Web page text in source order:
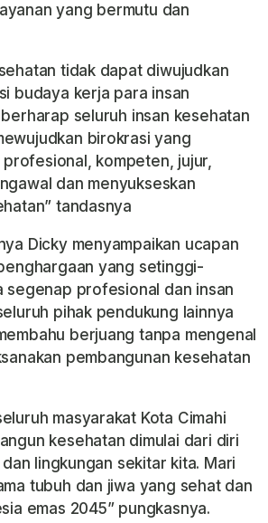
yang bermutu dan
tidak dapat diwujudkan
budaya kerja para insan
seluruh insan kesehatan
birokrasi yang
kompeten, jujur,
dan menyukseskan
tandasnya
Dicky menyampaikan ucapan
yang setinggi-
segenap profesional dan insan
pihak pendukung lainnya
berjuang tanpa mengenal
pembangunan kesehatan
masyarakat Kota Cimahi
kesehatan dimulai dari diri
lingkungan sekitar kita. Mari
tubuh dan jiwa yang sehat dan
emas 2045” pungkasnya.